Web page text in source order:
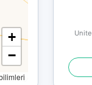
+
−